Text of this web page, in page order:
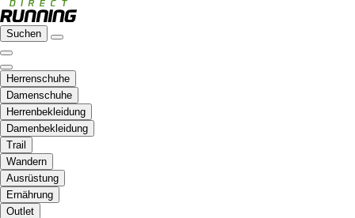
Suchen
Herrenschuhe
Damenschuhe
Herrenbekleidung
Damenbekleidung
Trail
Wandern
Ausrüstung
Ernährung
Outlet